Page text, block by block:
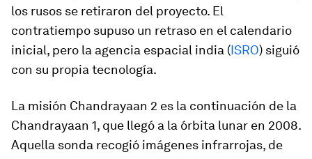
los rusos se retiraron del proyecto. El
contratiempo supuso un retraso en el calendario
inicial, pero la agencia espacial india (ISRO) siguió
con su propia tecnología.
La misión Chandrayaan 2 es la continuación de la
Chandrayaan 1, que llegó a la órbita lunar en 2008.
Aquella sonda recogió imágenes infrarrojas, de